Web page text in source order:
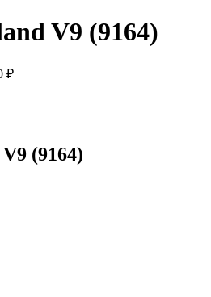
V9 (9164)
₽
(9164)